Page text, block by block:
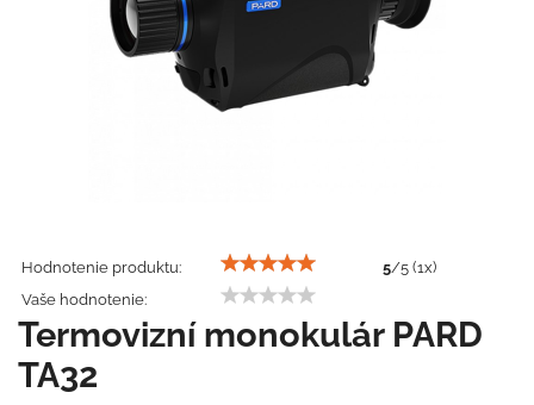
Hodnotenie produktu: 5/5 (1x)
Vaše hodnotenie:
Termovizní monokulár PARD
TA32